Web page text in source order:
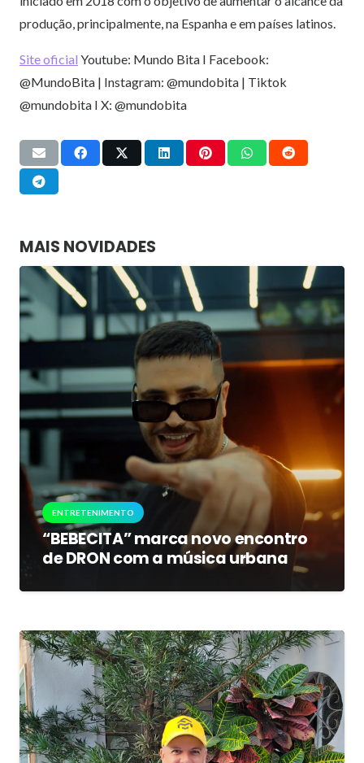
produção, principalmente, na Espanha e em países latinos.
Site oficial Youtube: Mundo Bita I Facebook:
@MundoBita | Instagram: @mundobita | Tiktok
@mundobita I X: @mundobita
MAIS NOVIDADES
ENTRETENIMENTO
“BEBECITA” marca novo encontro
de DRON com a música urbana